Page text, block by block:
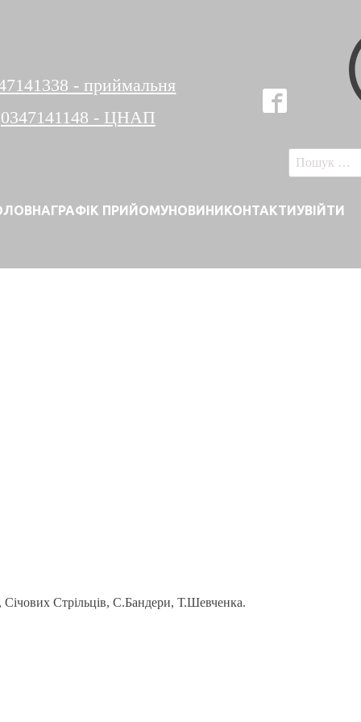
- приймальня
0347141148 - ЦНАП
Пошук:
ГРАФІК ПРИЙОМУНОВИНИКОНТАКТИУВІЙТИ
Стрільців, С.Бандери, Т.Шевченка.